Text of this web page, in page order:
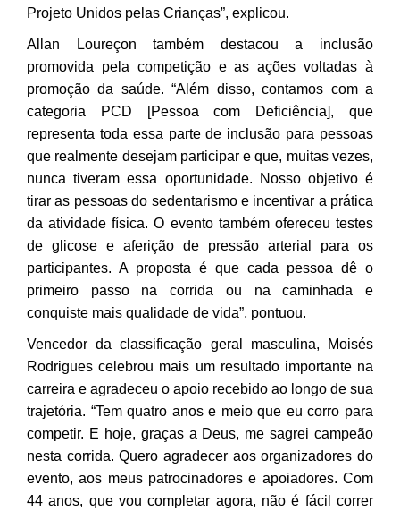
Projeto Unidos pelas Crianças”, explicou.
Allan Loureçon também destacou a inclusão
promovida pela competição e as ações voltadas à
promoção da saúde. “Além disso, contamos com a
categoria PCD [Pessoa com Deficiência], que
representa toda essa parte de inclusão para pessoas
que realmente desejam participar e que, muitas vezes,
nunca tiveram essa oportunidade. Nosso objetivo é
tirar as pessoas do sedentarismo e incentivar a prática
da atividade física. O evento também ofereceu testes
de glicose e aferição de pressão arterial para os
participantes. A proposta é que cada pessoa dê o
primeiro passo na corrida ou na caminhada e
conquiste mais qualidade de vida”, pontuou.
Vencedor da classificação geral masculina, Moisés
Rodrigues celebrou mais um resultado importante na
carreira e agradeceu o apoio recebido ao longo de sua
trajetória. “Tem quatro anos e meio que eu corro para
competir. E hoje, graças a Deus, me sagrei campeão
nesta corrida. Quero agradecer aos organizadores do
evento, aos meus patrocinadores e apoiadores. Com
44 anos, que vou completar agora, não é fácil correr